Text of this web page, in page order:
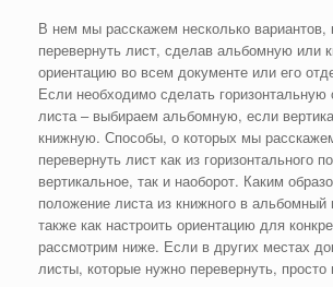
В нем мы расскажем несколько вариантов,
перевернуть лист, сделав альбомную или
ориентацию во всем документе или его
Если необходимо сделать горизонтальную
листа – выбираем альбомную, если
книжную. Способы, о которых мы
перевернуть лист как из горизонтального
вертикальное, так и наоборот. Каким
положение листа из книжного в альбомный
также как настроить ориентацию для
рассмотрим ниже. Если в других местах
листы, которые нужно перевернуть, просто